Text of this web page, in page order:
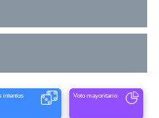
intentos Voto mayoritario